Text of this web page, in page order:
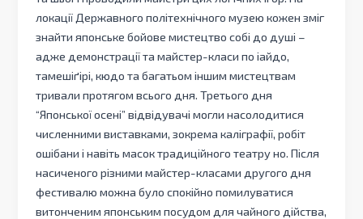
локації Державного політехнічного музею кожен зміг
знайти японське бойове мистецтво собі до душі –
адже демонстрації та майстер-класи по іайдо,
тамешіґірі, кюдо та багатьом іншим мистецтвам
тривали протягом всього дня. Третього дня
“Японської осені” відвідувачі могли насолодитися
численними виставками, зокрема каліграфії, робіт
ошібани і навіть масок традиційного театру но. Після
насиченого різними майстер-класами другого дня
фестивалю можна було спокійно помилуватися
витонченим японським посудом для чайного дійства,